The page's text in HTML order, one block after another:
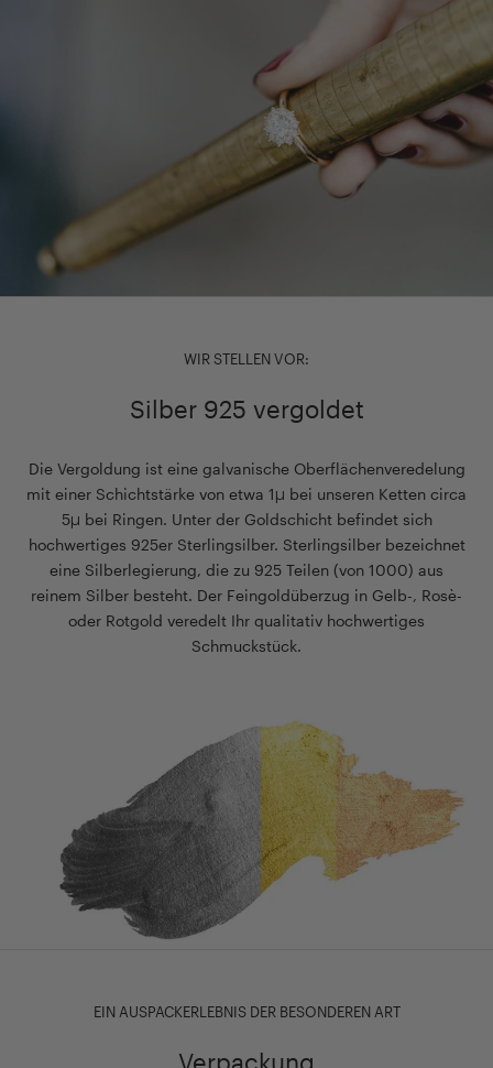
WIR STELLEN VOR:
Silber 925 vergoldet
Die Vergoldung ist eine galvanische Oberflächenveredelung
mit einer Schichtstärke von etwa 1µ bei unseren Ketten circa
5µ bei Ringen. Unter der Goldschicht befindet sich
hochwertiges 925er Sterlingsilber. Sterlingsilber bezeichnet
eine Silberlegierung, die zu 925 Teilen (von 1000) aus
reinem Silber besteht. Der Feingoldüberzug in Gelb-, Rosè-
oder Rotgold veredelt Ihr qualitativ hochwertiges
Schmuckstück.
EIN AUSPACKERLEBNIS DER BESONDEREN ART
Verpackung